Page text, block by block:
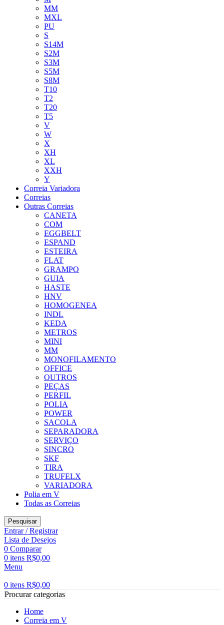
MM
MXL
PU
S
S14M
S2M
S3M
S5M
S8M
T10
T2
T20
T5
V
W
X
XH
XL
XXH
Y
Correia Variadora
Correias
Outras Correias
CANETA
COM
EGGBELT
ESPAND
ESTEIRA
FLAT
GRAMPO
GUIA
HASTE
HNV
HOMOGENEA
INDL
KEDA
METROS
MINI
MM
MONOFILAMENTO
OFFICE
OUTROS
PEÇAS
PERFIL
POLIA
POWER
SACOLA
SEPARADORA
SERVIÇO
SINCRO
SKF
TIRA
TRUFELX
VARIADORA
Polia em V
Todas as Correias
Pesquisar
Entrar / Registrar
Lista de Desejos
0 Comparar
0 itens R$0,00
Menu
0 itens R$0,00
Procurar categorias
Home
Correia em V